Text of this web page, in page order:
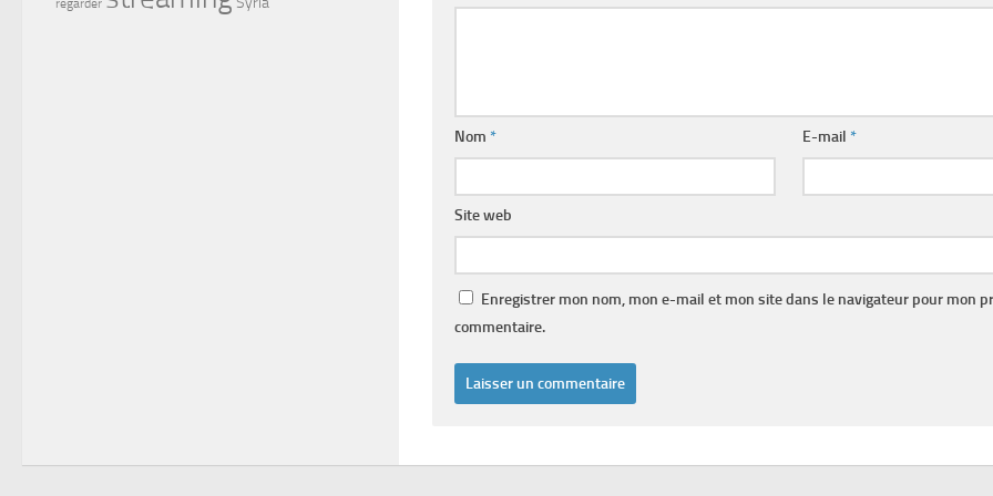
Nom * E-mail*
Site web
Enregistrer mon nom, mon e-mail et mon site dans le navigateur pour mon
commentaire.
regarder